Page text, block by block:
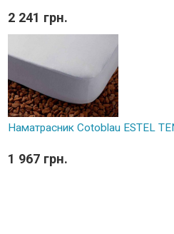
2 241 грн.
Наматрасник Cotoblau ESTEL
1 967 грн.